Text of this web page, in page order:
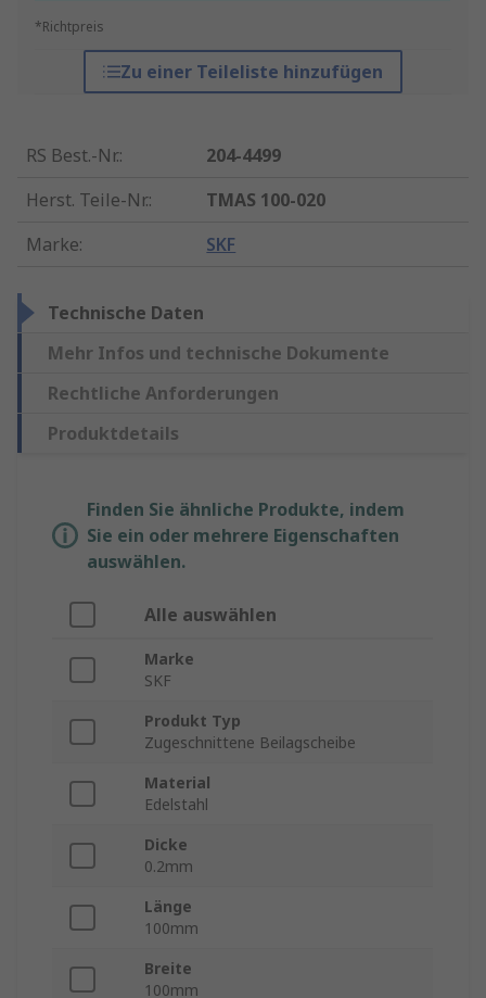
*Richtpreis
Zu einer Teileliste hinzufügen
RS Best.-Nr.:
204-4499
Herst. Teile-Nr.:
TMAS 100-020
Marke: SKF
Technische Daten
Mehr Infos und technische Dokumente
Rechtliche Anforderungen
Produktdetails
Finden Sie ähnliche Produkte, indem
Sie ein oder mehrere Eigenschaften
auswählen.
Alle auswählen
Marke
SKF
Produkt Typ
Zugeschnittene Beilagscheibe
Material
Edelstahl
Dicke
0.2mm
Länge
100mm
Breite
100mm